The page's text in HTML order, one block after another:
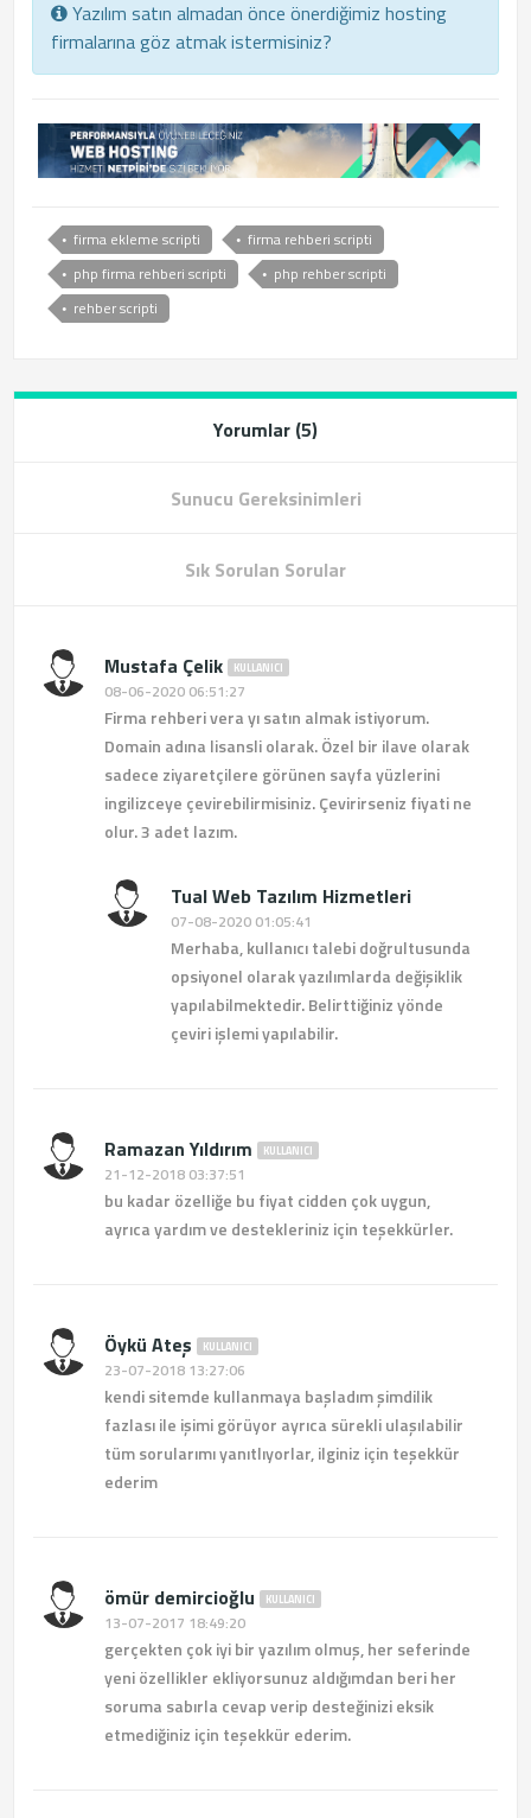
Yazılım satın almadan önce önerdiğimiz hosting
firmalarına göz atmak istermisiniz?
firma ekleme scripti
firma rehberi scripti
php firma rehberi scripti
php rehber scripti
rehber scripti
Yorumlar (5)
Sunucu Gereksinimleri
Sık Sorulan Sorular
Mustafa Çelik KULLANICI
08-06-2020 06:51:27
Firma rehberi vera yı satın almak istiyorum.
Domain adına lisansli olarak. Özel bir ilave olarak
sadece ziyaretçilere görünen sayfa yüzlerini
ingilizceye çevirebilirmisiniz. Çevirirseniz fiyati ne
olur. 3 adet lazım.
Tual Web Tazılım Hizmetleri
07-08-2020 01:05:41
Merhaba, kullanıcı talebi doğrultusunda
opsiyonel olarak yazılımlarda değişiklik
yapılabilmektedir. Belirttiğiniz yönde
çeviri işlemi yapılabilir.
Ramazan Yıldırım KULLANICI
21-12-2018 03:37:51
bu kadar özelliğe bu fiyat cidden çok uygun,
ayrıca yardım ve destekleriniz için teşekkürler.
Öykü Ateş KULLANICI
23-07-2018 13:27:06
kendi sitemde kullanmaya başladım şimdilik
fazlası ile işimi görüyor ayrıca sürekli ulaşılabilir
tüm sorularımı yanıtlıyorlar, ilginiz için teşekkür
ederim
ömür demircioğlu KULLANICI
13-07-2017 18:49:20
gerçekten çok iyi bir yazılım olmuş, her seferinde
yeni özellikler ekliyorsunuz aldığımdan beri her
soruma sabırla cevap verip desteğinizi eksik
etmediğiniz için teşekkür ederim.